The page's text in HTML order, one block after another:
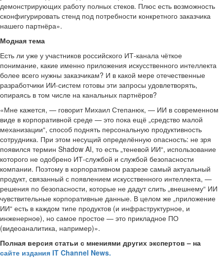
демонстрирующих работу полных стеков. Плюс есть возможность
сконфигурировать стенд под потребности конкретного заказчика
нашего партнёра».
Модная тема
Есть ли уже у участников российского ИТ-канала чёткое
понимание, какие именно приложения искусственного интеллекта
более всего нужны заказчикам? И в какой мере отечественные
разработчики ИИ-систем готовы эти запросы удовлетворять,
опираясь в том числе на канальных партнёров?
«Мне кажется, — говорит Михаил Степанюк, — ИИ в современном
виде в корпоративной среде — это пока ещё „средство малой
механизации“, способ поднять персональную продуктивность
сотрудника. При этом несущий определённую опасность: не зря
появился термин Shadow AI, то есть „теневой ИИ“, использование
которого не одобрено ИТ-службой и службой безопасности
компании. Поэтому в корпоративном разрезе самый актуальный
продукт, связанный с появлением искусственного интеллекта, —
решения по безопасности, которые не дадут слить „внешнему“ ИИ
чувствительные корпоративные данные. В целом же „приложение
ИИ“ есть в каждом типе продуктов (и инфраструктурное, и
инженерное), но самое простое — это прикладное ПО
(видеоаналитика, например)».
Полная версия статьи с мнениями других экспертов – на
сайте издания IT Channel News.